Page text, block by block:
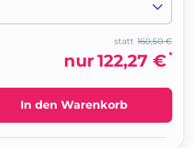
160,50 €
statt
nur122,27 € *
In den Warenkorb